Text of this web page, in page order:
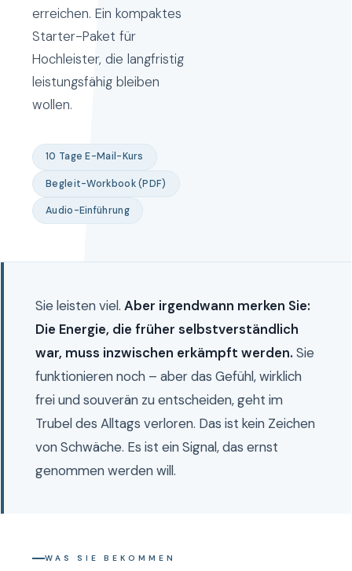
erreichen. Ein kompaktes
Starter-Paket für
Hochleister, die langfristig
leistungsfähig bleiben
wollen.
10 Tage E-Mail-Kurs
Begleit-Workbook (PDF)
Audio-Einführung
Sie leisten viel. Aber irgendwann merken Sie:
Die Energie, die früher selbstverständlich
war, muss inzwischen erkämpft werden. Sie
funktionieren noch – aber das Gefühl, wirklich
frei und souverän zu entscheiden, geht im
Trubel des Alltags verloren. Das ist kein Zeichen
von Schwäche. Es ist ein Signal, das ernst
genommen werden will.
WAS SIE BEKOMMEN